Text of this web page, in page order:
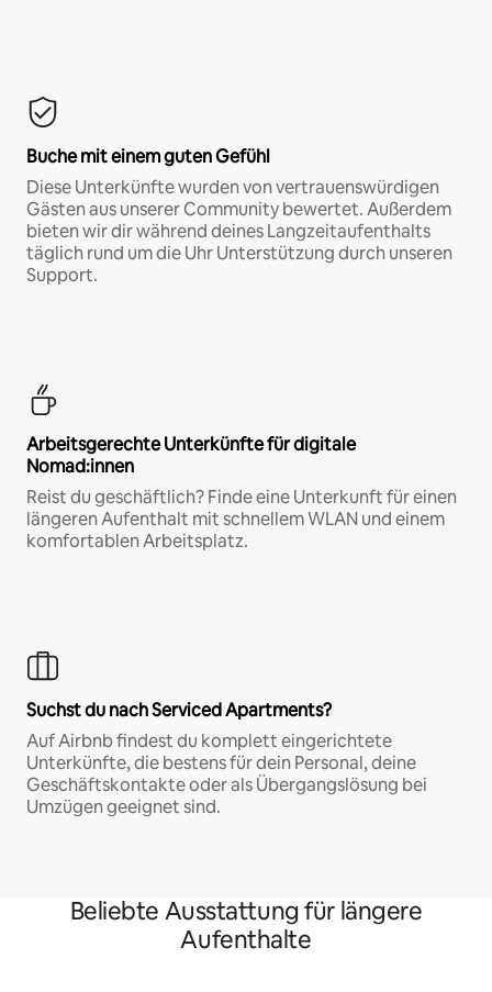
Buche mit einem guten Gefühl
Diese Unterkünfte wurden von vertrauenswürdigen
Gästen aus unserer Community bewertet. Außerdem
bieten wir dir während deines Langzeitaufenthalts
täglich rund um die Uhr Unterstützung durch unseren
Support.
Arbeitsgerechte Unterkünfte für digitale
Nomad:innen
Reist du geschäftlich? Finde eine Unterkunft für einen
längeren Aufenthalt mit schnellem WLAN und einem
komfortablen Arbeitsplatz.
Suchst du nach Serviced Apartments?
Auf Airbnb findest du komplett eingerichtete
Unterkünfte, die bestens für dein Personal, deine
Geschäftskontakte oder als Übergangslösung bei
Umzügen geeignet sind.
Beliebte Ausstattung für längere
Aufenthalte